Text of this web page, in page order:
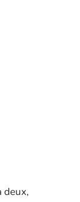
deux,